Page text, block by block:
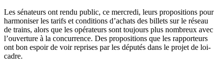
Les sénateurs ont rendu public, ce mercredi, leurs propositions pour
harmoniser les tarifs et conditions d’achats des billets sur le réseau
de trains, alors que les opérateurs sont toujours plus nombreux avec
l’ouverture à la concurrence. Des propositions que les rapporteurs
ont bon espoir de voir reprises par les députés dans le projet de loi-
cadre.